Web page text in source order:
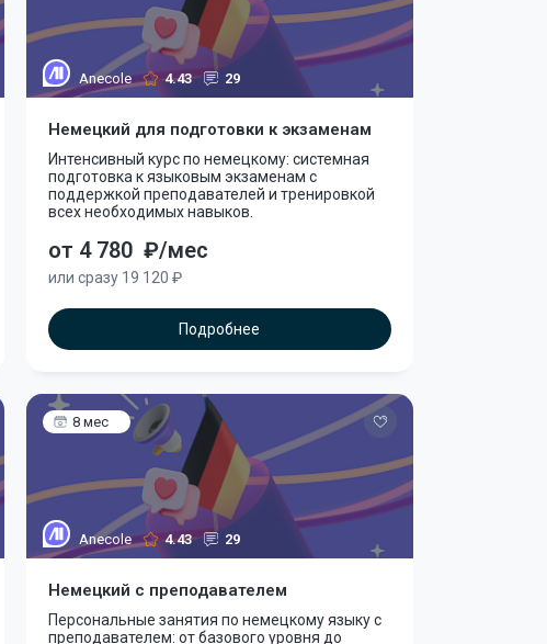
Anecole 4.43 29
Немецкий для подготовки к экзаменам
Интенсивный курс по немецкому: системная
подготовка к языковым экзаменам с
поддержкой преподавателей и тренировкой
всех необходимых навыков.
от 4 780 ₽/мес
или сразу 19 120 ₽
Подробнее
8 мес
Anecole 4.43 29
Немецкий с преподавателем
Персональные занятия по немецкому языку с
преподавателем: от базового уровня до